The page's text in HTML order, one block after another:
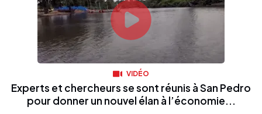
VIDÉO
Experts et chercheurs se sont réunis à San Pedro
pour donner un nouvel élan à l’économie...